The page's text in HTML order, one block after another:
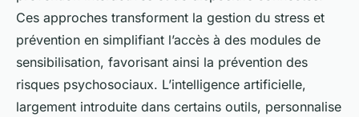
Ces approches transforment la gestion du stress et
prévention en simplifiant l’accès à des modules de
sensibilisation, favorisant ainsi la prévention des
risques psychosociaux. L’intelligence artificielle,
largement introduite dans certains outils, personnalise